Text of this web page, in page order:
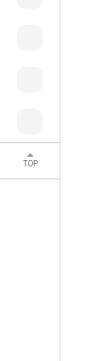
TOP